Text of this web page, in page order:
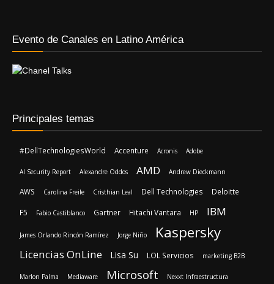
Evento de Canales en Latino América
Principales temas
#DellTechnologiesWorld Accenture Acronis Adobe
AI Security Report Alexandre Oddos AMD Andrew Dieckmann
AWS Carolina Freile Cristhian Leal Dell Technologies Deloitte
F5 Fabio Castiblanco Gartner Hitachi Vantara HP IBM
James Orlando Rincón Ramírez Jorge Niño Kaspersky
Licencias OnLine Lisa Su LOL Servicios marketing B2B
Marlon Palma Mediaware Microsoft Nexxt Infraestructura